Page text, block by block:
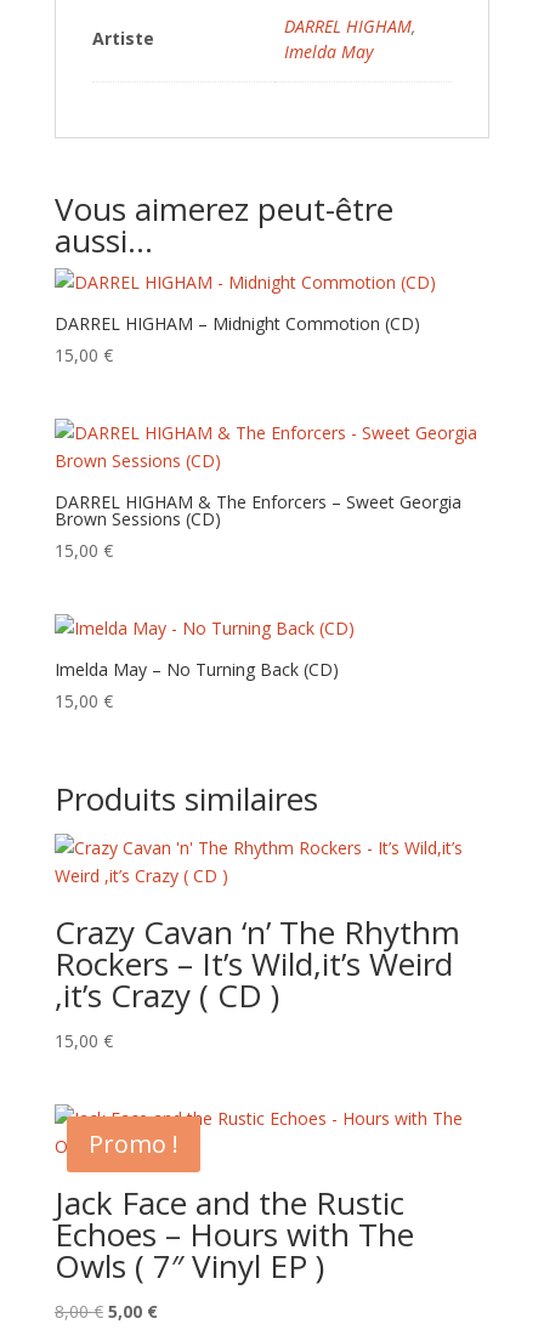
Artiste
DARREL HIGHAM,
Imelda May
Vous aimerez peut-être
aussi…
DARREL HIGHAM – Midnight Commotion (CD)
15,00 €
DARREL HIGHAM & The Enforcers – Sweet Georgia
Brown Sessions (CD)
15,00 €
Imelda May – No Turning Back (CD)
15,00 €
Produits similaires
Crazy Cavan ‘n’ The Rhythm
Rockers – It’s Wild,it’s Weird
,it’s Crazy ( CD )
15,00 €
Promo !
Jack Face and the Rustic
Echoes – Hours with The
Owls ( 7″ Vinyl EP )
8,00€ Le
5,00 €Le